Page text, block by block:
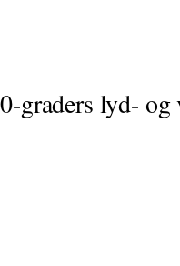
lyd- og